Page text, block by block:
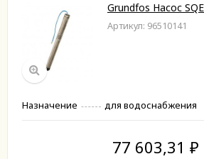
Grundfos Насос
Артикул: 96510141
Назначение для водоснабжения
77 603,31 ₽